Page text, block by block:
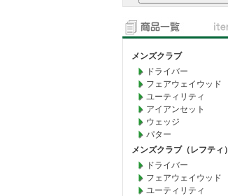
メンズクラブ
ドライバー
フェアウェイウッド
ユーティリティ
アイアンセット
ウェッジ
パター
メンズクラブ（レフティ）
ドライバー
フェアウェイウッド
ユーティリティ